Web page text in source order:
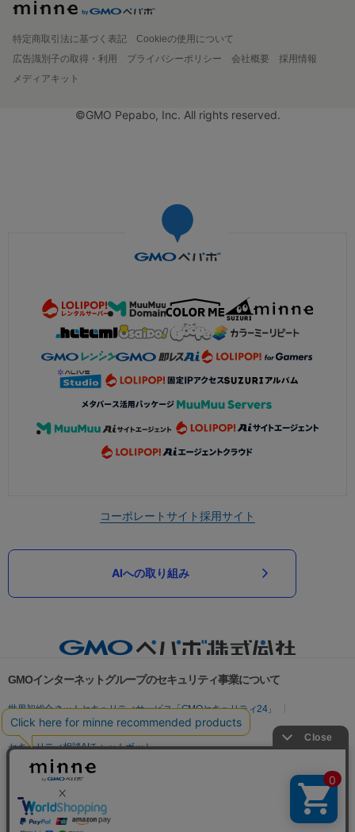
特定商取引法に基づく表記
Cookieの使用について
広告識別子の取得・利用
プライバシーポリシー 会社概要
採用情報
メディアキット
©GMO Pepabo, Inc. All rights reserved.
コーポレートサイト採用サイト
AIへの取り組み
GMOインターネットグループのセキュリティ事業について
世界初総合ネットセキュリティサービス「GMOセキュリティ24」
パスワード漏洩診断
Webサイトリスク診断
セキュリティ相談AIチャットボット
実在証明・盗聴対策
サイバー攻撃対策（GMO Flatt Security）
セキュリティ事業の軌跡